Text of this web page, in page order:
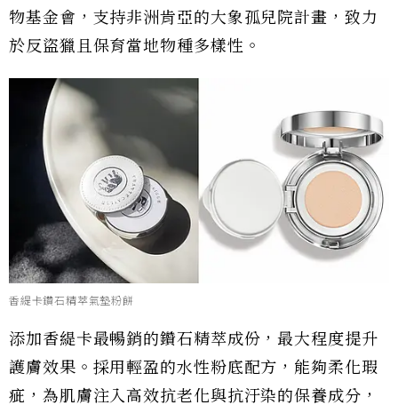
物基金會，支持非洲肯亞的大象孤兒院計畫，致力
於反盜獵且保育當地物種多樣性。
香緹卡鑽石精萃氣墊粉餅
添加香緹卡最暢銷的鑽石精萃成份，最大程度提升
護膚效果。採用輕盈的水性粉底配方，能夠柔化瑕
疵，為肌膚注入高效抗老化與抗汙染的保養成分，